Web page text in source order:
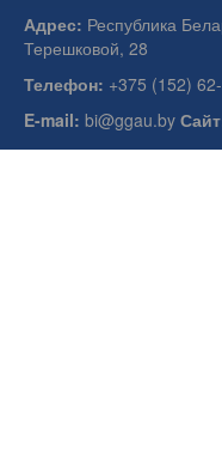
Адрес: Республика
Терешковой, 28
Телефон: +375 (152)
E-mail: bi@ggau.by